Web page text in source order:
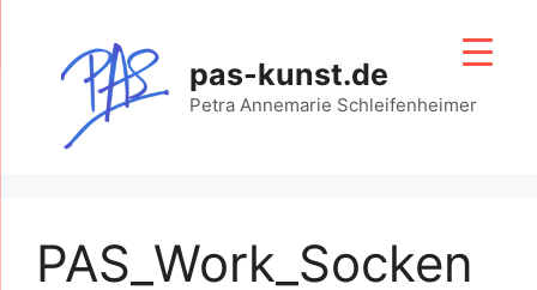
springen
pas-kunst.de
Petra Annemarie Schleifenheimer
PAS_Work_Socken